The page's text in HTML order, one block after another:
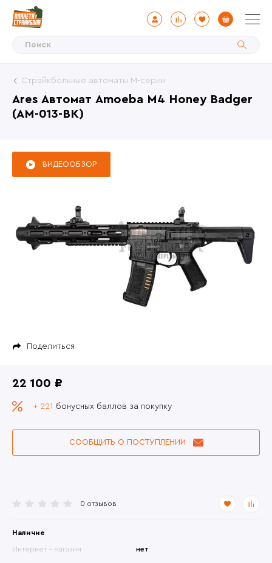
Ares Автомат Amoeba M4 Honey Badger
(AM-013-BK)
Страйкбольные автоматы М-серии
Поделиться
ВИДЕООБЗОР
0 отзывов
Наличие
Интернет - магазин нет
22 100 ₽
+ 221 бонусных баллов за покупку
СООБЩИТЬ О ПОСТУПЛЕНИИ